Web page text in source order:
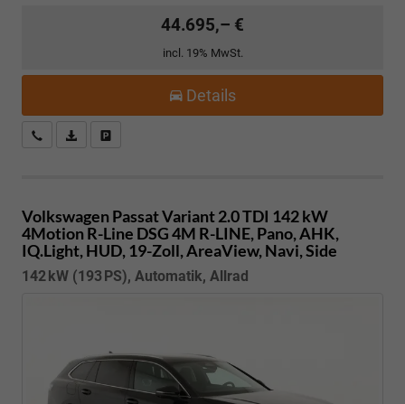
44.695,– €
incl. 19% MwSt.
Details
Kostenloser Rückruf-Service
PDF-Datei, Fahrzeugexposé drucken
Volkswagen Passat Variant2.0 TDI 142 kW
4Motion R-Line DSG 4M R-LINE, Pano, AHK,
IQ.Light, HUD, 19-Zoll, AreaView, Navi, Side
142 kW (193 PS), Automatik, Allrad